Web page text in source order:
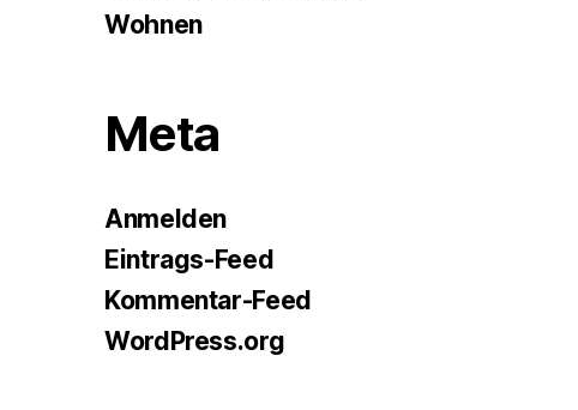
Wohnen
Meta
Anmelden
Eintrags-Feed
Kommentar-Feed
WordPress.org